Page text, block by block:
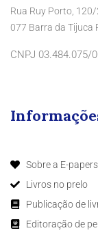
Rua Ruy Porto,
077 Barra da Tijuca
CNPJ 03.484.075/
Sobre a E-papers
Livros no prelo
Publicação de
Editoração de